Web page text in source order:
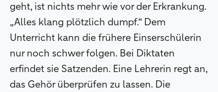
geht, ist nichts mehr wie vor der Erkrankung.
„Alles klang plötzlich dumpf.“ Dem
Unterricht kann die frühere Einserschülerin
nur noch schwer folgen. Bei Diktaten
erfindet sie Satzenden. Eine Lehrerin regt an,
das Gehör überprüfen zu lassen. Die